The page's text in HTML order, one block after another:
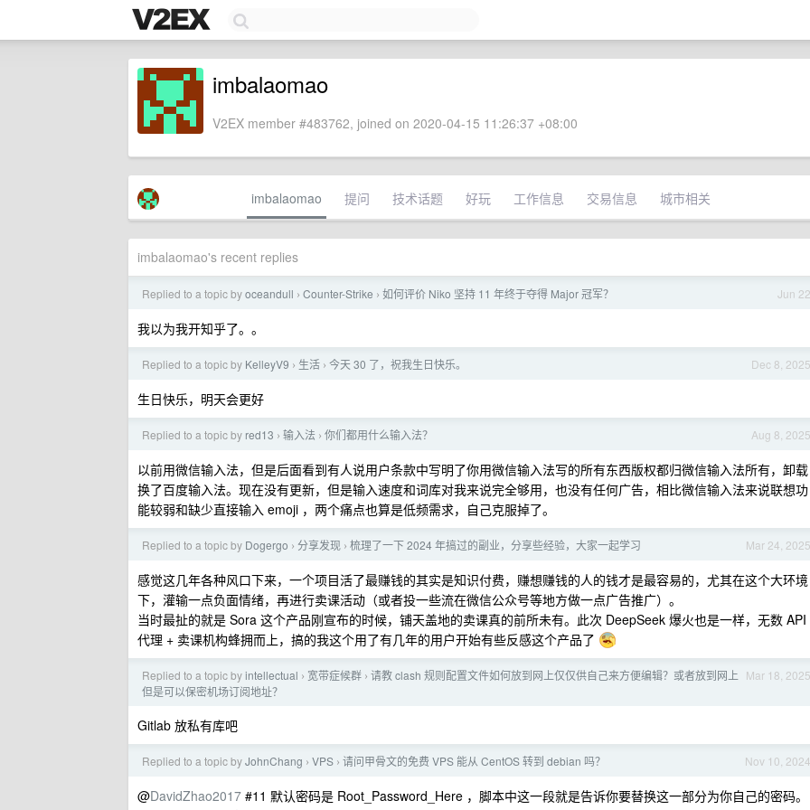
imbalaomao
V2EX member #483762, joined on 2020-04-15 11:26:37 +08:00
imbalaomao 提问 技术话题 好玩 工作信息 交易信息 城市相关
imbalaomao's recent replies
Jun 22
Replied to a topic byoceandull › Counter-Strike › 如何评价 Niko 坚持 11 年终于夺得 Major 冠军？
我以为我开知乎了。。
Dec 8, 2025
Replied to a topic by KelleyV9 › 生活 › 今天 30 了，祝我生日快乐。
生日快乐，明天会更好
Aug 8, 2025
Replied to a topic by red13 › 输入法 › 你们都用什么输入法？
以前用微信输入法，但是后面看到有人说用户条款中写明了你用微信输入法写的所有东西版权都归微信输入法所有，卸载
换了百度输入法。现在没有更新，但是输入速度和词库对我来说完全够用，也没有任何广告，相比微信输入法来说联想功
能较弱和缺少直接输入 emoji ，两个痛点也算是低频需求，自己克服掉了。
Mar 24, 2025
Replied to a topic by Dogergo › 分享发现 › 梳理了一下 2024 年搞过的副业，分享些经验，大家一起学习
感觉这几年各种风口下来，一个项目活了最赚钱的其实是知识付费，赚想赚钱的人的钱才是最容易的，尤其在这个大环境
下，灌输一点负面情绪，再进行卖课活动（或者投一些流在微信公众号等地方做一点广告推广）。
当时最扯的就是 Sora 这个产品刚宣布的时候，铺天盖地的卖课真的前所未有。此次 DeepSeek 爆火也是一样，无数 API
代理 + 卖课机构蜂拥而上，搞的我这个用了有几年的用户开始有些反感这个产品了
Mar 18, 2025
Replied to a topic byintellectual › 宽带症候群 › 请教 clash 规则配置文件如何放到网上仅仅供自己来方便编辑？或者放到网上
但是可以保密机场订阅地址？
Gitlab 放私有库吧
Nov 10, 2024
Replied to a topic byJohnChang › VPS › 请问甲骨文的免费 VPS 能从 CentOS 转到 debian 吗？
@DavidZhao2017 #11 默认密码是 Root_Password_Here ，脚本中这一段就是告诉你要替换这一部分为你自己的密码。